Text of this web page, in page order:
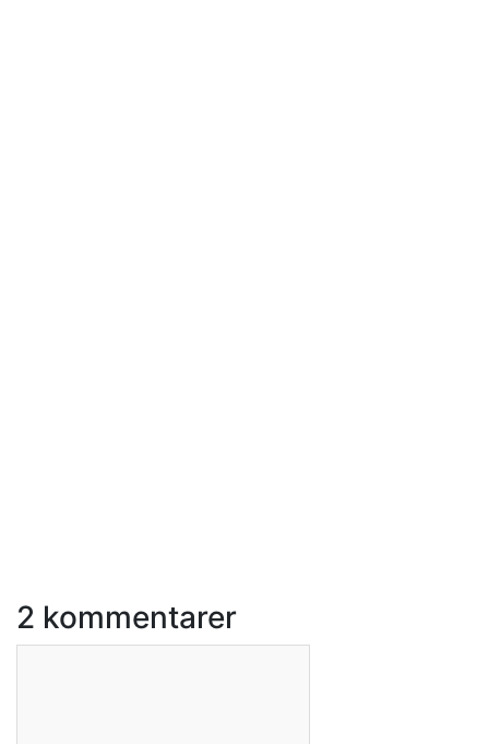
2 kommentarer